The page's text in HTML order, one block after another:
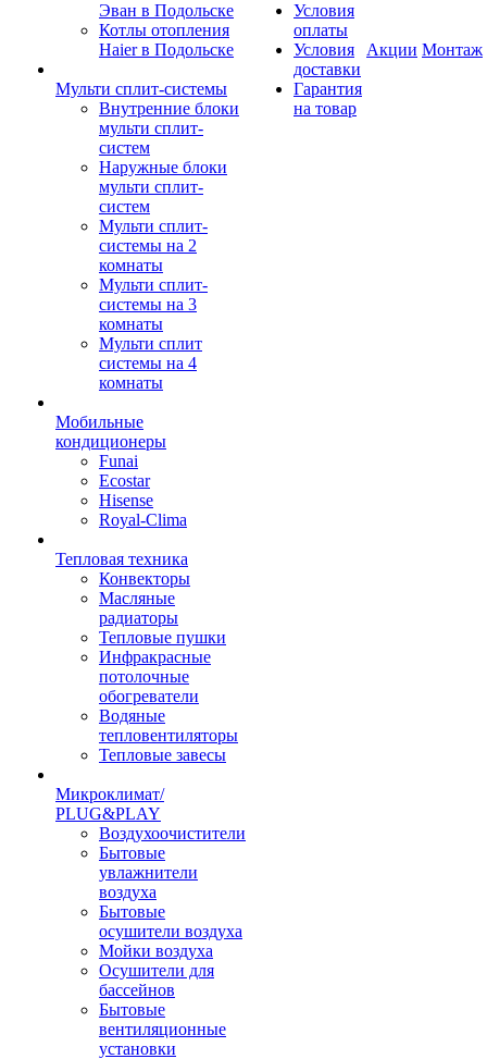
Эван в Подольске
Котлы отопления
Haier в Подольске
Мульти сплит-системы
Внутренние блоки
мульти сплит-
систем
Наружные блоки
мульти сплит-
систем
Мульти сплит-
системы на 2
комнаты
Мульти сплит-
системы на 3
комнаты
Мульти сплит
системы на 4
комнаты
Мобильные
кондиционеры
Funai
Ecostar
Hisense
Royal-Clima
Тепловая техника
Конвекторы
Масляные
радиаторы
Тепловые пушки
Инфракрасные
потолочные
обогреватели
Водяные
тепловентиляторы
Тепловые завесы
Микроклимат/
PLUG&PLAY
Воздухоочистители
Бытовые
увлажнители
воздуха
Бытовые
осушители воздуха
Мойки воздуха
Осушители для
бассейнов
Бытовые
вентиляционные
установки
Условия
оплаты
Условия
доставки
Гарантия
на товар
Акции Монтаж